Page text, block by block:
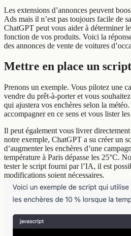
Les extensions d’annonces peuvent
Ads mais il n’est pas toujours facile de
ChatGPT peut vous aider à déterminer
fonction de vos produits. Voici la
des annonces de vente de voitures
Mettre en place un
Prenons un exemple. Vous pilotez une
vendre du prêt-à-porter et vous
qui ajustera vos enchères selon la
accompagner en ce sens et vous lister
Il peut également vous livrer
notre exemple, ChatGPT a su créer un
d’augmenter les enchères d’une
température à Paris dépasse les 25°C.
tester le script fourni par l’IA, il est
modifications soient nécessaires.